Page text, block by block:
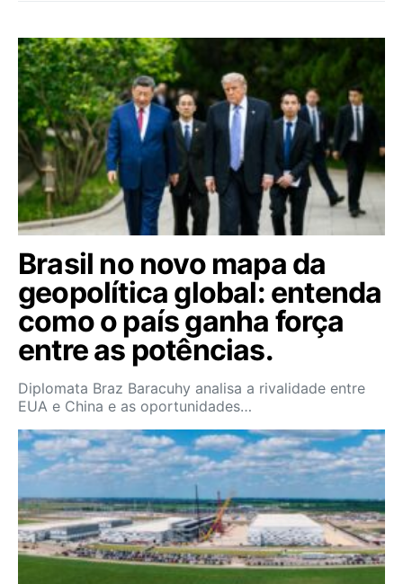
Brasil no novo mapa da
geopolítica global: entenda
como o país ganha força
entre as potências.
Diplomata Braz Baracuhy analisa a rivalidade entre
EUA e China e as oportunidades…